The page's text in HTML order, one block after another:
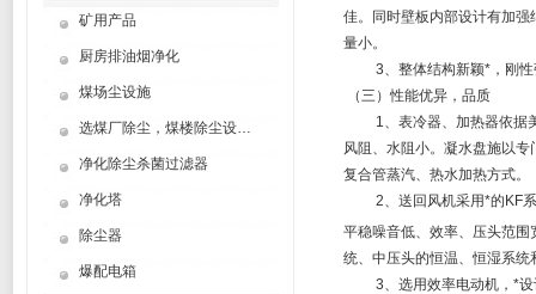
矿用产品
厨房排油烟净化
煤场尘设施
选煤厂除尘，煤楼除尘设计制造方案
净化除尘杀菌过滤器
净化塔
除尘器
爆配电箱
佳。同时壁板内部设计有加
量小。
3、整体结构新颖*，刚性
（三）性能优异，品质
1、表冷器、加热器依据美
风阻、水阻小。凝水盘施以
复合管蒸汽、热水加热方式。
2、送回风机采用*的KF系
平稳噪音低、效率、压头范围
统、中压头的恒温、恒湿系统
3、选用效率电动机，*设计